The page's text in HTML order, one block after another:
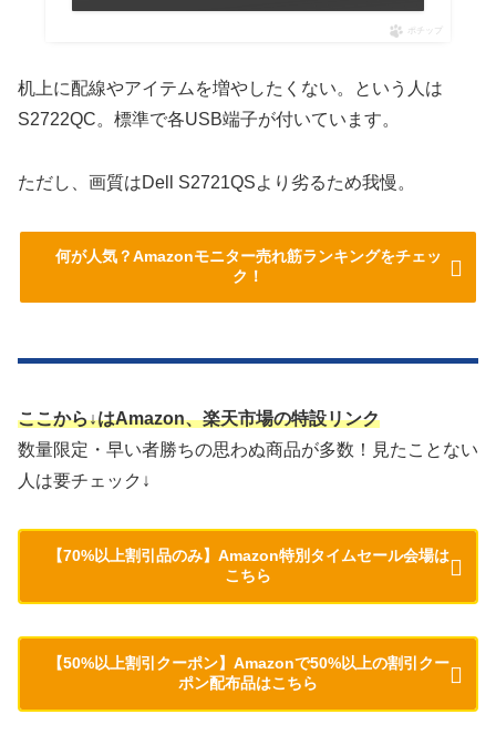
ポチップ
机上に配線やアイテムを増やしたくない。という人は
S2722QC。標準で各USB端子が付いています。
ただし、画質はDell S2721QSより劣るため我慢。
何が人気？Amazonモニター売れ筋ランキングをチェッ
ク！
ここから↓はAmazon、楽天市場の特設リンク
数量限定・早い者勝ちの思わぬ商品が多数！見たことない
人は要チェック↓
【70%以上割引品のみ】Amazon特別タイムセール会場は
こちら
【50%以上割引クーポン】Amazonで50%以上の割引クー
ポン配布品はこちら